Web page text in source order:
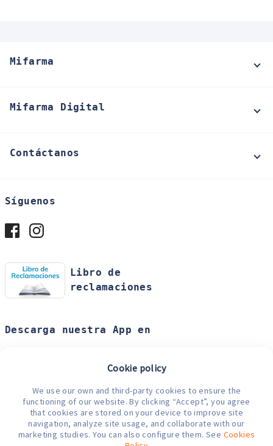
Mifarma
Mifarma Digital
Contáctanos
Síguenos
Libro de
reclamaciones
Descarga nuestra App en
Medios de pago
Cookie policy
We use our own and third-party cookies to ensure the
functioning of our website. By clicking “Accept”, you agree
that cookies are stored on your device to improve site
navigation, analyze site usage, and collaborate with our
marketing studies. You can also configure them. See Cookies